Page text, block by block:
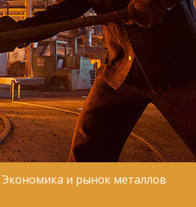
Экономика и рынок металлов